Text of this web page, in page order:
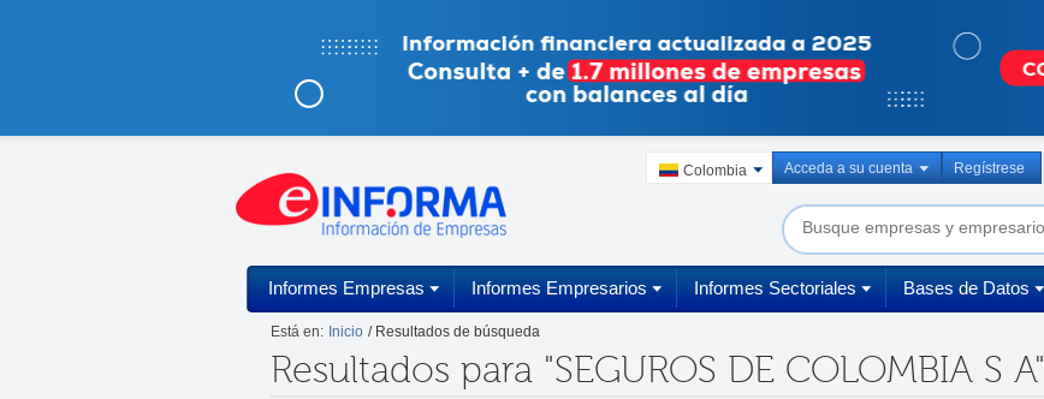
Colombia Acceda a su cuenta Regístrese
Informes Empresas Informes Empresarios Informes Sectoriales Bases de Datos
Está en: Inicio / Resultados de búsqueda
Resultados para "SEGUROS DE COLOMBIA S A"